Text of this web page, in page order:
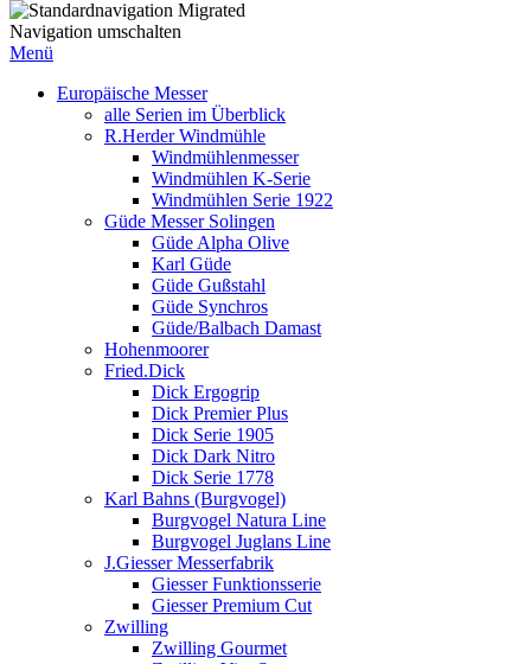
Navigation umschalten
Menü
Europäische Messer
alle Serien im Überblick
R.Herder Windmühle
Windmühlenmesser
Windmühlen K-Serie
Windmühlen Serie 1922
Güde Messer Solingen
Güde Alpha Olive
Karl Güde
Güde Gußstahl
Güde Synchros
Güde/Balbach Damast
Hohenmoorer
Fried.Dick
Dick Ergogrip
Dick Premier Plus
Dick Serie 1905
Dick Dark Nitro
Dick Serie 1778
Karl Bahns (Burgvogel)
Burgvogel Natura Line
Burgvogel Juglans Line
J.Giesser Messerfabrik
Giesser Funktionsserie
Giesser Premium Cut
Zwilling
Zwilling Gourmet